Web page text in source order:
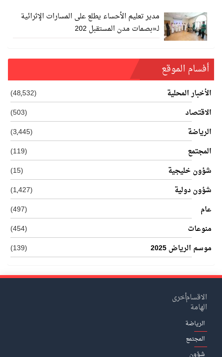
مدير تعليم الأحساء يطلع على المسارات الإثرائية
لـ«بصمات مدن المستقبل 202
أفسام الموقع
الأخبار المحلية
(48٬532)
الاقتصاد
(503)
الرياضة
(3٬445)
المجتمع
(119)
شؤون خليجية
(15)
شؤون دولية
(1٬427)
عام
(497)
منوعات
(454)
موسم الرياض 2025
(139)
الاقسام
الهامة
الرياضة
المجتمع
شؤون
أخرى